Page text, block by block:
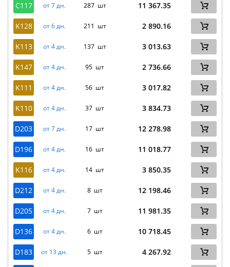
C117 от 7 дн. 287 шт 11 367.35
K128 от 6 дн. 211 шт 2 890.16
K113 от 4 дн. 137 шт 3 013.63
K147 от 4 дн. 95 шт 2 736.66
K111 от 4 дн. 56 шт 3 017.82
K110 от 4 дн. 37 шт 3 834.73
D203 от 7 дн. 17 шт 12 278.98
D196 от 4 дн. 16 шт 11 018.77
K116 от 4 дн. 14 шт 3 850.35
D212 от 4 дн. 8 шт 12 198.46
D205 от 4 дн. 7 шт 11 981.35
D136 от 4 дн. 6 шт 10 718.45
D183 от 13 дн. 5 шт 4 267.92